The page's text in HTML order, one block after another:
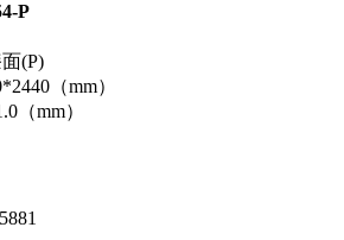
P
(P)
（mm）
（mm）